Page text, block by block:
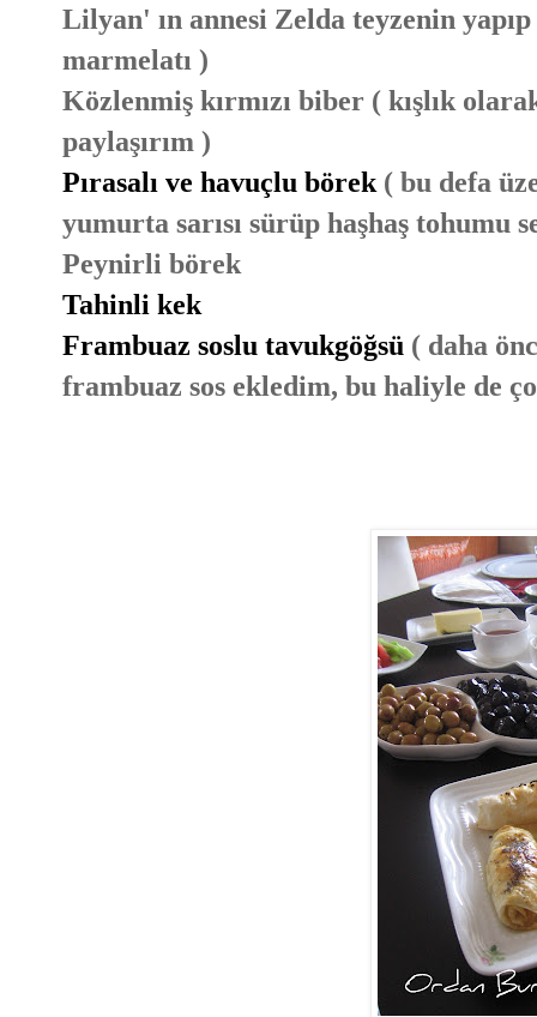
Lilyan' ın annesi Zelda teyzenin
marmelatı )
Közlenmiş kırmızı biber ( kışlık
paylaşırım )
Pırasalı ve havuçlu börek ( bu defa
yumurta sarısı sürüp haşhaş tohumu
Peynirli börek
Tahinli kek
Frambuaz soslu tavukgöğsü ( daha
frambuaz sos ekledim, bu haliyle de